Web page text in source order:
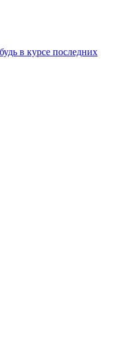
в курсе последних